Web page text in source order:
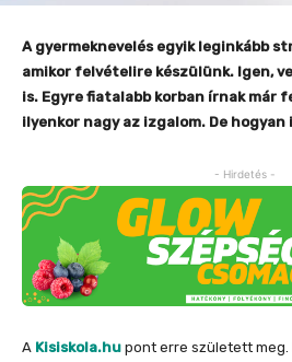
A gyermeknevelés egyik leginkább
amikor felvételire készülünk. Igen,
is. Egyre fiatalabb korban írnak már
ilyenkor nagy az izgalom. De
- Hirdetés -
A Kisiskola.hu pont erre született meg.